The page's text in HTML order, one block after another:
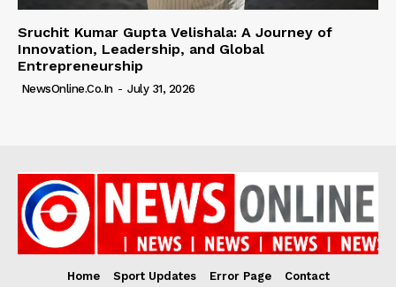
Sruchit Kumar Gupta Velishala: A Journey of
Innovation, Leadership, and Global
Entrepreneurship
NewsOnline.co.in - July 31, 2026
Home Sport Updates Error Page Contact